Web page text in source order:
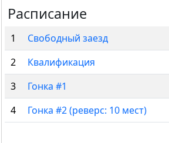
Расписание
1 Свободный заезд
2
Квалификация
3
Гонка #1
4
Гонка #2 (реверс: 10 мест)